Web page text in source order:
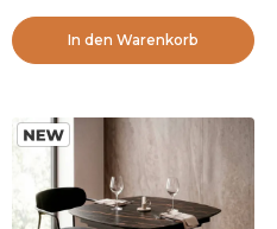
In den Warenkorb